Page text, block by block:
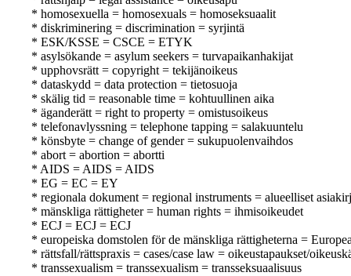
* homosexuella = homosexuals = homoseksuaalit
* diskriminering = discrimination = syrjintä
* ESK/KSSE = CSCE = ETYK
* asylsökande = asylum seekers = turvapaikanhakijat
* upphovsrätt = copyright = tekijänoikeus
* dataskydd = data protection = tietosuoja
* skälig tid = reasonable time = kohtuullinen aika
* äganderätt = right to property = omistusoikeus
* telefonavlyssning = telephone tapping = salakuuntelu
* könsbyte = change of gender = sukupuolenvaihdos
* abort = abortion = abortti
* AIDS = AIDS = AIDS
* EG = EC = EY
* regionala dokument = regional instruments = alueelliset
* mänskliga rättigheter = human rights = ihmisoikeudet
* ECJ = ECJ = ECJ
* europeiska domstolen för de mänskliga rättigheterna =
* rättsfall/rättspraxis = cases/case law = oikeustapaukset/
* transsexualism = transsexualism = transseksuaalisuus